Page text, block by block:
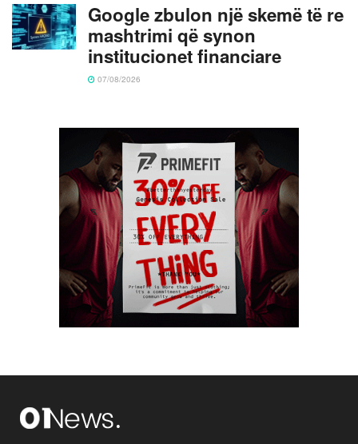
Google zbulon një skemë të re
mashtrimi që synon
institucionet financiare
07/08/2026